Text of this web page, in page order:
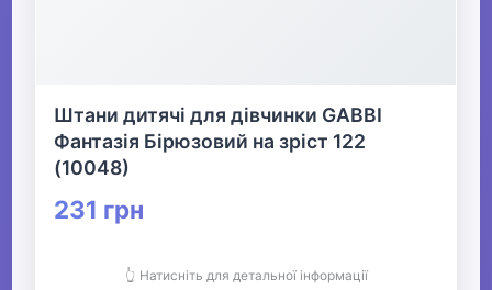
Штани дитячі для дівчинки GABBI
Фантазія Бірюзовий на зріст 122
(10048)
231 грн
👆 Натисніть для детальної інформації